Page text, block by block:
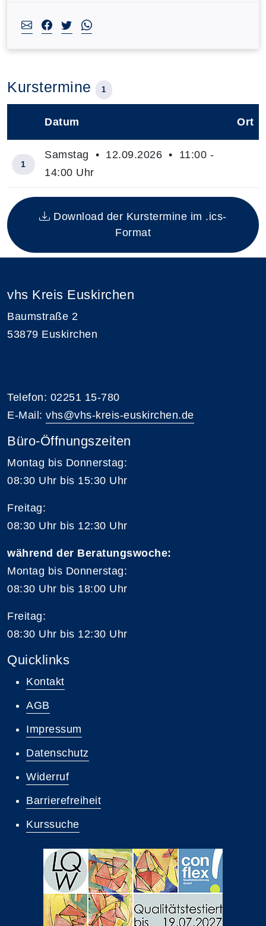
Kurstermine 1
Insgesamt gibt es 1 Termine zum diesen Kurs
Datum Ort
1
Samstag • 12.09.2026 • 11:00 -
14:00 Uhr
Download der Kurstermine im .ics-
Format
vhs Kreis Euskirchen
Baumstraße 2
53879 Euskirchen
Telefon: 02251 15-780
E-Mail: vhs@vhs-kreis-euskirchen.de
Büro-Öffnungszeiten
Montag bis Donnerstag:
08:30 Uhr bis 15:30 Uhr
Freitag:
08:30 Uhr bis 12:30 Uhr
während der Beratungswoche:
Montag bis Donnerstag:
08:30 Uhr bis 18:00 Uhr
Freitag:
08:30 Uhr bis 12:30 Uhr
Quicklinks
Kontakt
AGB
Impressum
Datenschutz
Widerruf
Barrierefreiheit
Kurssuche